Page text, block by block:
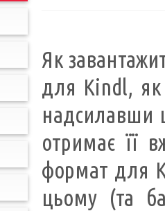
Як
для Kindl, як
надсилавши
отримає її
формат для
цьому (та